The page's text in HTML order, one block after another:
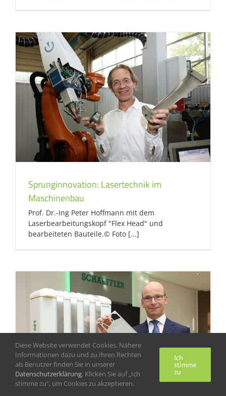
Sprunginnovation: Lasertechnik im
Maschinenbau
Prof. Dr.-Ing Peter Hoffmann mit dem
Laserbearbeitungskopf "Flex Head" und
bearbeiteten Bauteile.© Foto [...]
Diese Website verwendet Cookies. Nähere
Informationen dazu und zu Ihren Rechten
als Benutzer finden Sie in unserer
Datenschutzerklärung. Klicken Sie auf „Ich
stimme zu“, um Cookies zu akzeptieren.
Ich
stimme
zu